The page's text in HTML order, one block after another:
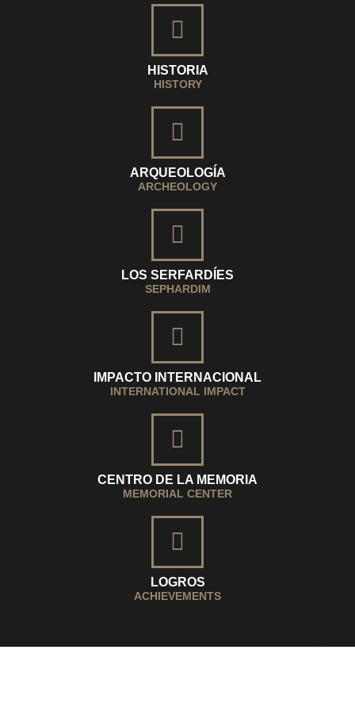
HISTORIA
HISTORY
ARQUEOLOGÍA
ARCHEOLOGY
LOS SERFARDÍES
SEPHARDIM
IMPACTO INTERNACIONAL
INTERNATIONAL IMPACT
CENTRO DE LA MEMORIA
MEMORIAL CENTER
LOGROS
ACHIEVEMENTS